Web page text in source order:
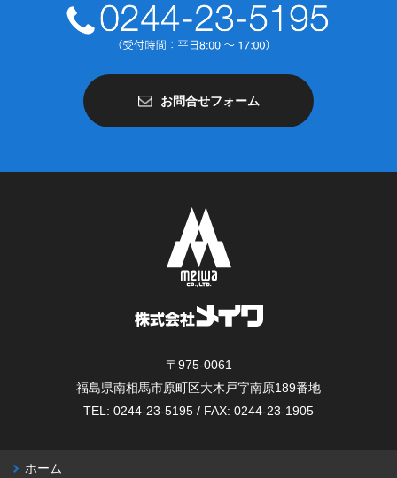
お問合せフォーム
〒975-0061
福島県南相馬市原町区大木戸字南原189番地
TEL: 0244-23-5195 / FAX: 0244-23-1905
ホーム